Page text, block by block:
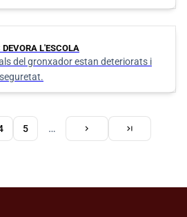
i serveis de competència
d'1 milió d'euros.
L'ESCOLA
del gronxador estan deteriorats i
Paginació
Pàgina
5 …
Pàgina
següent
chevron_right
Última
pàgina
last_page